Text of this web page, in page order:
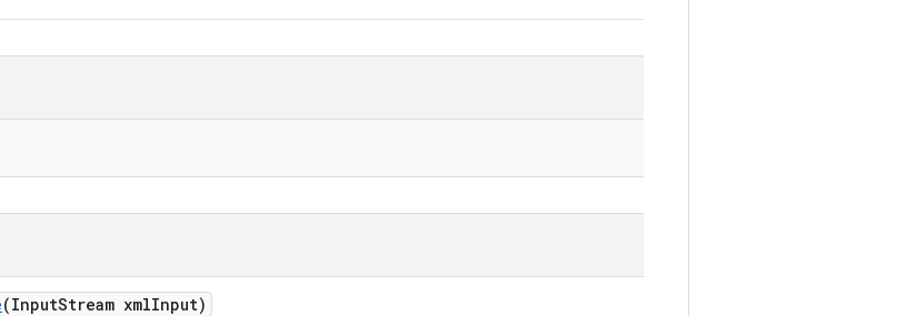
(InputStream xmlInput)